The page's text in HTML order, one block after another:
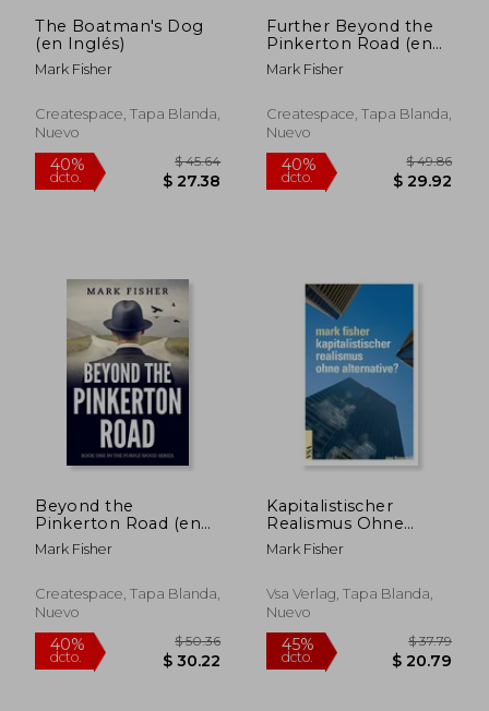
40%
dcto.
45%
dcto.
The Boatman's Dog
(en Inglés)
Mark Fisher
Createspace, Tapa Blanda,
Nuevo
Further Beyond the
Pinkerton Road (en
Inglés)
Mark Fisher
Createspace, Tapa Blanda,
Nuevo
Beyond the
Pinkerton Road (en
Inglés)
Mark Fisher
Createspace, Tapa Blanda,
Nuevo
Kapitalistischer
Realismus Ohne
Alternative? (en
Alemán)
Mark Fisher
Vsa Verlag, Tapa Blanda,
Nuevo